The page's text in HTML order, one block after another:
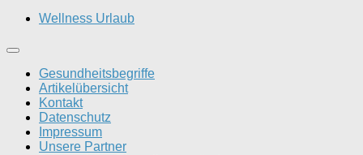
Wellness Urlaub
Gesundheitsbegriffe
Artikelübersicht
Kontakt
Datenschutz
Impressum
Unsere Partner